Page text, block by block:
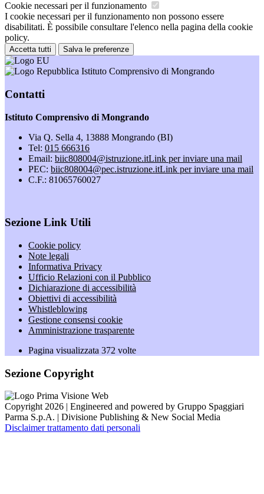
Cookie necessari per il funzionamento
I cookie necessari per il funzionamento non possono essere
disabilitati. È possibile consultare l'elenco nella pagina della cookie
policy.
Accetta tutti Salva le preferenze
Istituto Comprensivo di Mongrando
Contatti
Istituto Comprensivo di Mongrando
Via Q. Sella 4, 13888 Mongrando (BI)
Tel: 015 666316
Email: biic808004@istruzione.itLink per inviare una mail
PEC: biic808004@pec.istruzione.itLink per inviare una mail
C.F.: 81065760027
Sezione Link Utili
Cookie policy
Note legali
Informativa Privacy
Ufficio Relazioni con il Pubblico
Dichiarazione di accessibilità
Obiettivi di accessibilità
Whistleblowing
Gestione consensi cookie
Amministrazione trasparente
Pagina visualizzata 372 volte
Sezione Copyright
Copyright 2026 | Engineered and powered by Gruppo Spaggiari
Parma S.p.A. | Divisione Publishing & New Social Media
Disclaimer trattamento dati personali